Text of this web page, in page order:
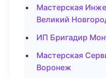
Мастерская
Великий
ИП Бригадир
Мастерская
Воронеж